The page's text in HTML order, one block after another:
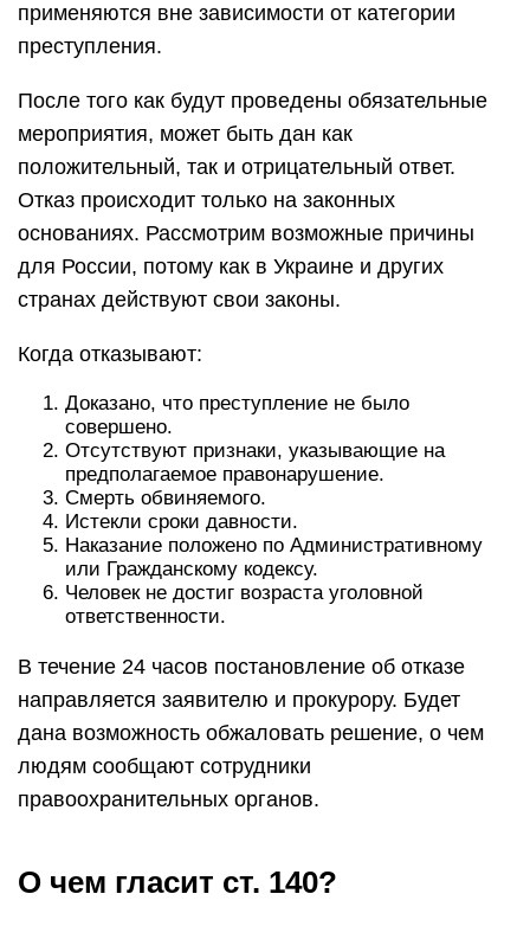
применяются вне зависимости от категории
преступления.
После того как будут проведены обязательные
мероприятия, может быть дан как
положительный, так и отрицательный ответ.
Отказ происходит только на законных
основаниях. Рассмотрим возможные причины
для России, потому как в Украине и других
странах действуют свои законы.
Когда отказывают:
Доказано, что преступление не было
совершено.
Отсутствуют признаки, указывающие на
предполагаемое правонарушение.
Смерть обвиняемого.
Истекли сроки давности.
Наказание положено по Административному
или Гражданскому кодексу.
Человек не достиг возраста уголовной
ответственности.
В течение 24 часов постановление об отказе
направляется заявителю и прокурору. Будет
дана возможность обжаловать решение, о чем
людям сообщают сотрудники
правоохранительных органов.
О чем гласит ст. 140?